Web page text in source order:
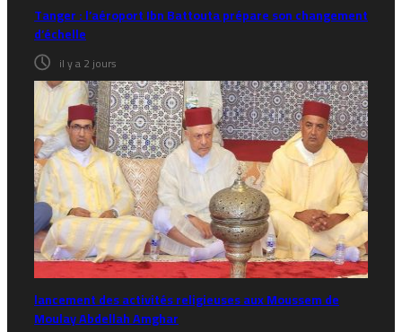
Tanger : l’aéroport Ibn Battouta prépare son changement
d’échelle
il y a 2 jours
lancement des activités religieuses aux Moussem de
Moulay Abdellah Amghar